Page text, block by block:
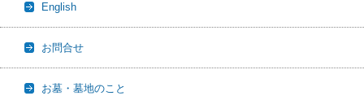
English
お問合せ
お墓・墓地のこと